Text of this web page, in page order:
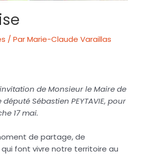
/ ParMarie-Claude Varaillas
de Monsieur le Maire de
Sébastien PEYTAVIE, pour
17 mai.
de partage, de
font vivre notre territoire au